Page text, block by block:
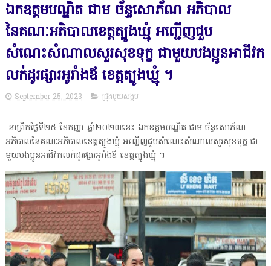
ឯកឧត្តមបណ្ឌិត ជាម ច័ន្ទសោភ័ណ អភិបាល
នៃគណៈអភិបាលខេត្តត្បូងឃ្មុំ អញ្ជើញជួប
សំណេះសំណាលសួរសុខទុក្ខ ជាមួយបងប្អូនអាជីវក
លក់ដូរផ្សារអូរាំងឪ ខេត្តត្បូងឃ្មុំ ។
September 25, 2023 ជ្រុងមួយសង្គម
នាព្រឹកថ្ងៃទី២៥ ខែកញ្ញា ឆ្នាំ២០២៣នេះ ឯកឧត្តមបណ្ឌិត ជាម ច័ន្ទសោភ័ណ
អភិបាលនៃគណៈអភិបាលខេត្តត្បូងឃ្មុំ អញ្ជើញជួបសំណេះសំណាលសួរសុខទុក្ខ ជា
មួយបងប្អូនអាជីវកលក់ដូរផ្សារអូរាំងឪ ខេត្តត្បូងឃ្មុំ ។